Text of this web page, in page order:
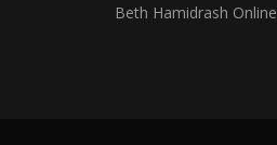
Beth Hamidrash Online